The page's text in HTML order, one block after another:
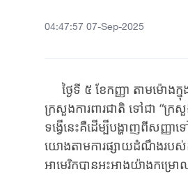
04:47:57 07-Sep-2025
ថ្ងៃទី ៥ ខែ​កញ្ញា តាម​ម៉ោ​ងក្នុ
ក្រសួងការពារជាតិ ទៅជា “ក្រ
ទង្វើ​នេះ​គឺដើម្បី​បង្ហាញពីសញ្ញា​
យោង​តាម​ការ​ផ្សាយ​ដំណឹង​របស់​
អាមេរិក​បាន​អះ​អាង​យ៉ាង​កម្រោល​